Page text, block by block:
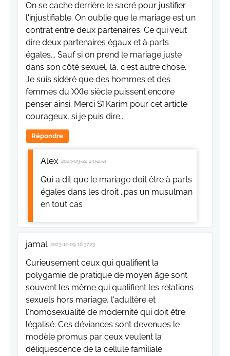
On se cache derrière le sacré pour justifier
l'injustifiable. On oublie que le mariage est un
contrat entre deux partenaires. Ce qui veut
dire deux partenaires égaux et à parts
égales... Sauf si on prend le mariage juste
dans son côté sexuel, là, c'est autre chose.
Je suis sidéré que des hommes et des
femmes du XXIe siècle puissent encore
penser ainsi. Merci Sî Karim pour cet article
courageux, si je puis dire...
Répondre
Alex 2024-09-22 23:52:54
Qui a dit que le mariage doit être à parts
égales dans les droit ..pas un musulman
en tout cas
jamal 2023-12-09 16:37:23
Curieusement ceux qui qualifient la
polygamie de pratique de moyen âge sont
souvent les même qui qualifient les relations
sexuels hors mariage, l'adultère et
l'homosexualité de modernité qui doit être
légalisé. Ces déviances sont devenues le
modèle promus par ceux veulent la
déliquescence de la cellule familiale.